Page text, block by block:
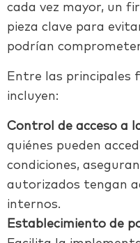
cada vez mayor, un
pieza clave para
podrían
Entre las principales
incluyen:
Control de acceso a
quiénes pueden
condiciones,
autorizados tengan
internos.
Establecimiento de